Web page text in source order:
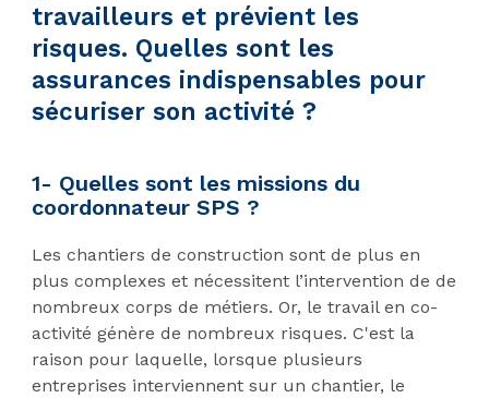
travailleurs et prévient les
risques. Quelles sont les
assurances indispensables pour
sécuriser son activité ?
1- Quelles sont les missions du
coordonnateur SPS ?
Les chantiers de construction sont de plus en
plus complexes et nécessitent l’intervention de de
nombreux corps de métiers. Or, le travail en co-
activité génère de nombreux risques. C'est la
raison pour laquelle, lorsque plusieurs
entreprises interviennent sur un chantier, le